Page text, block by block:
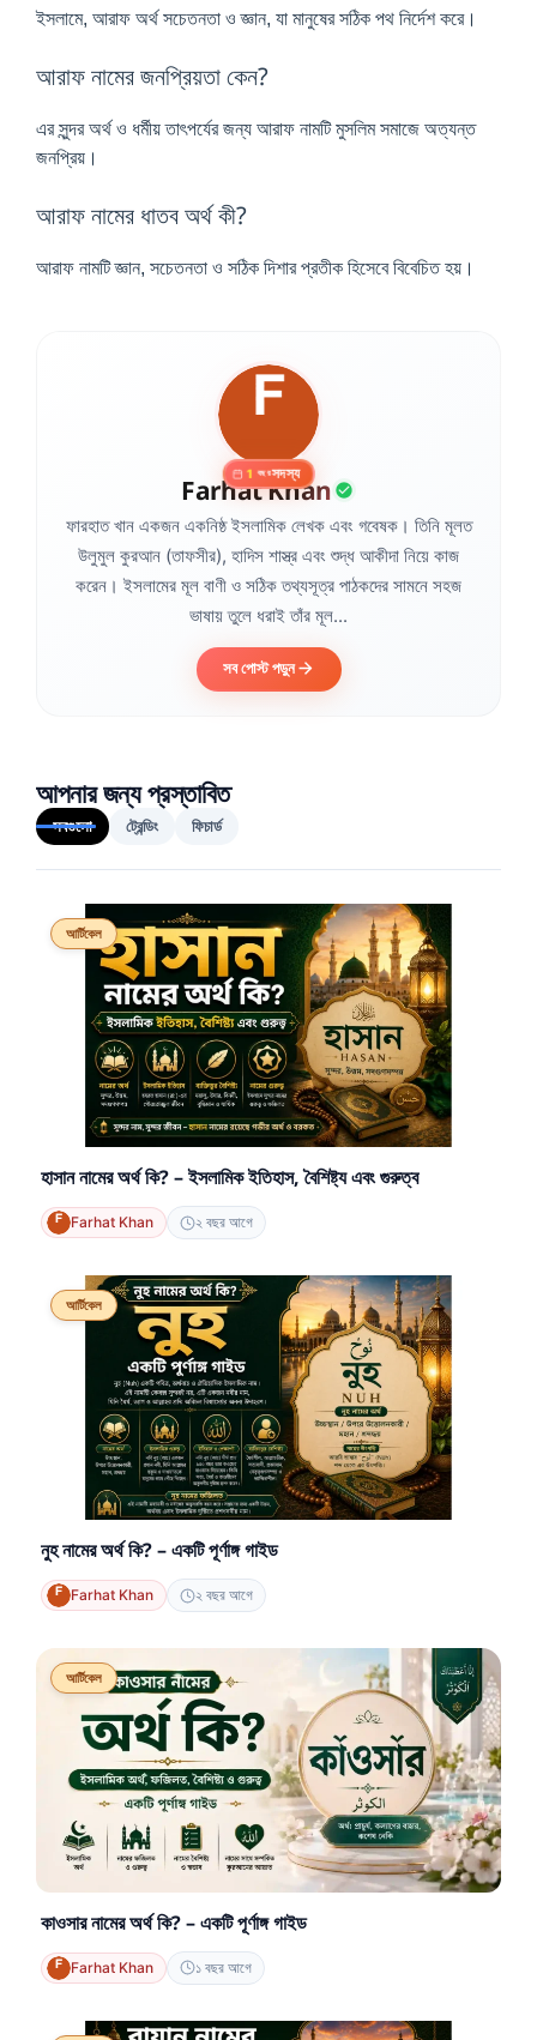
ইসলামে, আরাফ অর্থ সচেতনতা ও জ্ঞান, যা মানুষের সঠিক পথ নির্দেশ করে।
আরাফ নামের জনপ্রিয়তা কেন?
এর সুন্দর অর্থ ও ধর্মীয় তাৎপর্যের জন্য আরাফ নামটি মুসলিম সমাজে অত্যন্ত
জনপ্রিয়।
আরাফ নামের ধাতব অর্থ কী?
আরাফ নামটি জ্ঞান, সচেতনতা ও সঠিক দিশার প্রতীক হিসেবে বিবেচিত হয়।
1 বছরসদস্য
Farhat Khan
ফারহাত খান একজন একনিষ্ঠ ইসলামিক লেখক এবং গবেষক। তিনি মূলত
উলুমুল কুরআন (তাফসীর), হাদিস শাস্ত্র এবং শুদ্ধ আকীদা নিয়ে কাজ
করেন। ইসলামের মূল বাণী ও সঠিক তথ্যসূত্র পাঠকদের সামনে সহজ
ভাষায় তুলে ধরাই তাঁর মূল...
সব পোস্ট পড়ুন
আপনার জন্য প্রস্তাবিত
সবগুলো ট্রেন্ডিং ফিচার্ড
আর্টিকেল
হাসান নামের অর্থ কি? – ইসলামিক ইতিহাস, বৈশিষ্ট্য এবং গুরুত্ব
Farhat Khan ২ বছর আগে
আর্টিকেল
নুহ নামের অর্থ কি? – একটি পূর্ণাঙ্গ গাইড
Farhat Khan ২ বছর আগে
আর্টিকেল
কাওসার নামের অর্থ কি? – একটি পূর্ণাঙ্গ গাইড
Farhat Khan ১ বছর আগে